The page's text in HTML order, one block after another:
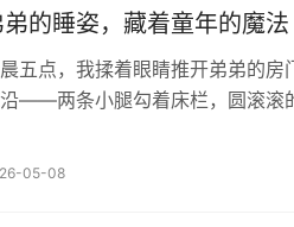
弟的睡姿，藏着童年的魔法
五点，我揉着眼睛推开弟弟的房
——两条小腿勾着床栏，圆滚滚
05-08